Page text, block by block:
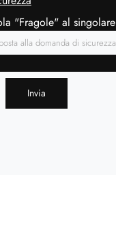
"Fragole" al singolare
Invia